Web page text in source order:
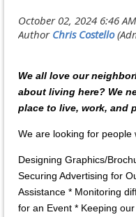
We all love our
about living here? We
place to live, work, and
We are looking for people
Designing Graphics/
Securing Advertising for
Assistance * Monitoring
for an Event * Keeping